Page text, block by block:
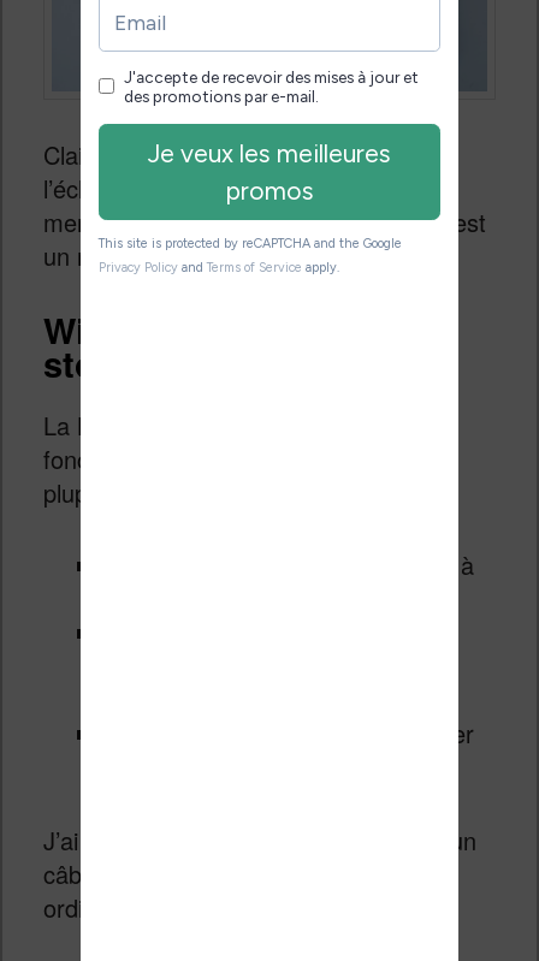
Clairement, ce nouvel écran couplé à
l’éclairage Comfort Light Pro fait des
merveilles. Cette liseuse Kobo Libra 2 est
un régal pour les yeux !
Wifi, USB, Bluetooth,
stockage et librairie
La Kobo Libra 2 propose bien les
fonctions habituelles disponibles sur la
plupart des liseuses :
Wifi pour connecter votre liseuse à
Un stockage suffisant pour stocker
J’ai aussi testé la connexion USB (via un
câble USB-C -> USB) avec mon
ordinateur.